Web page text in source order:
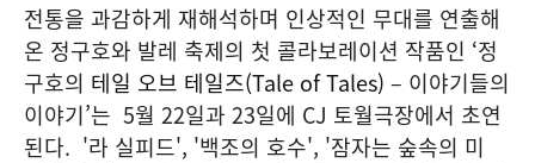
전통을 과감하게 재해석하며 인상적인 무대를 연출해
온 정구호와 발레 축제의 첫 콜라보레이션 작품인 ‘정
구호의 테일 오브 테일즈(Tale of Tales) – 이야기들의
이야기’는 5월 22일과 23일에 CJ 토월극장에서 초연
된다. '라 실피드', '백조의 호수', '잠자는 숲속의 미